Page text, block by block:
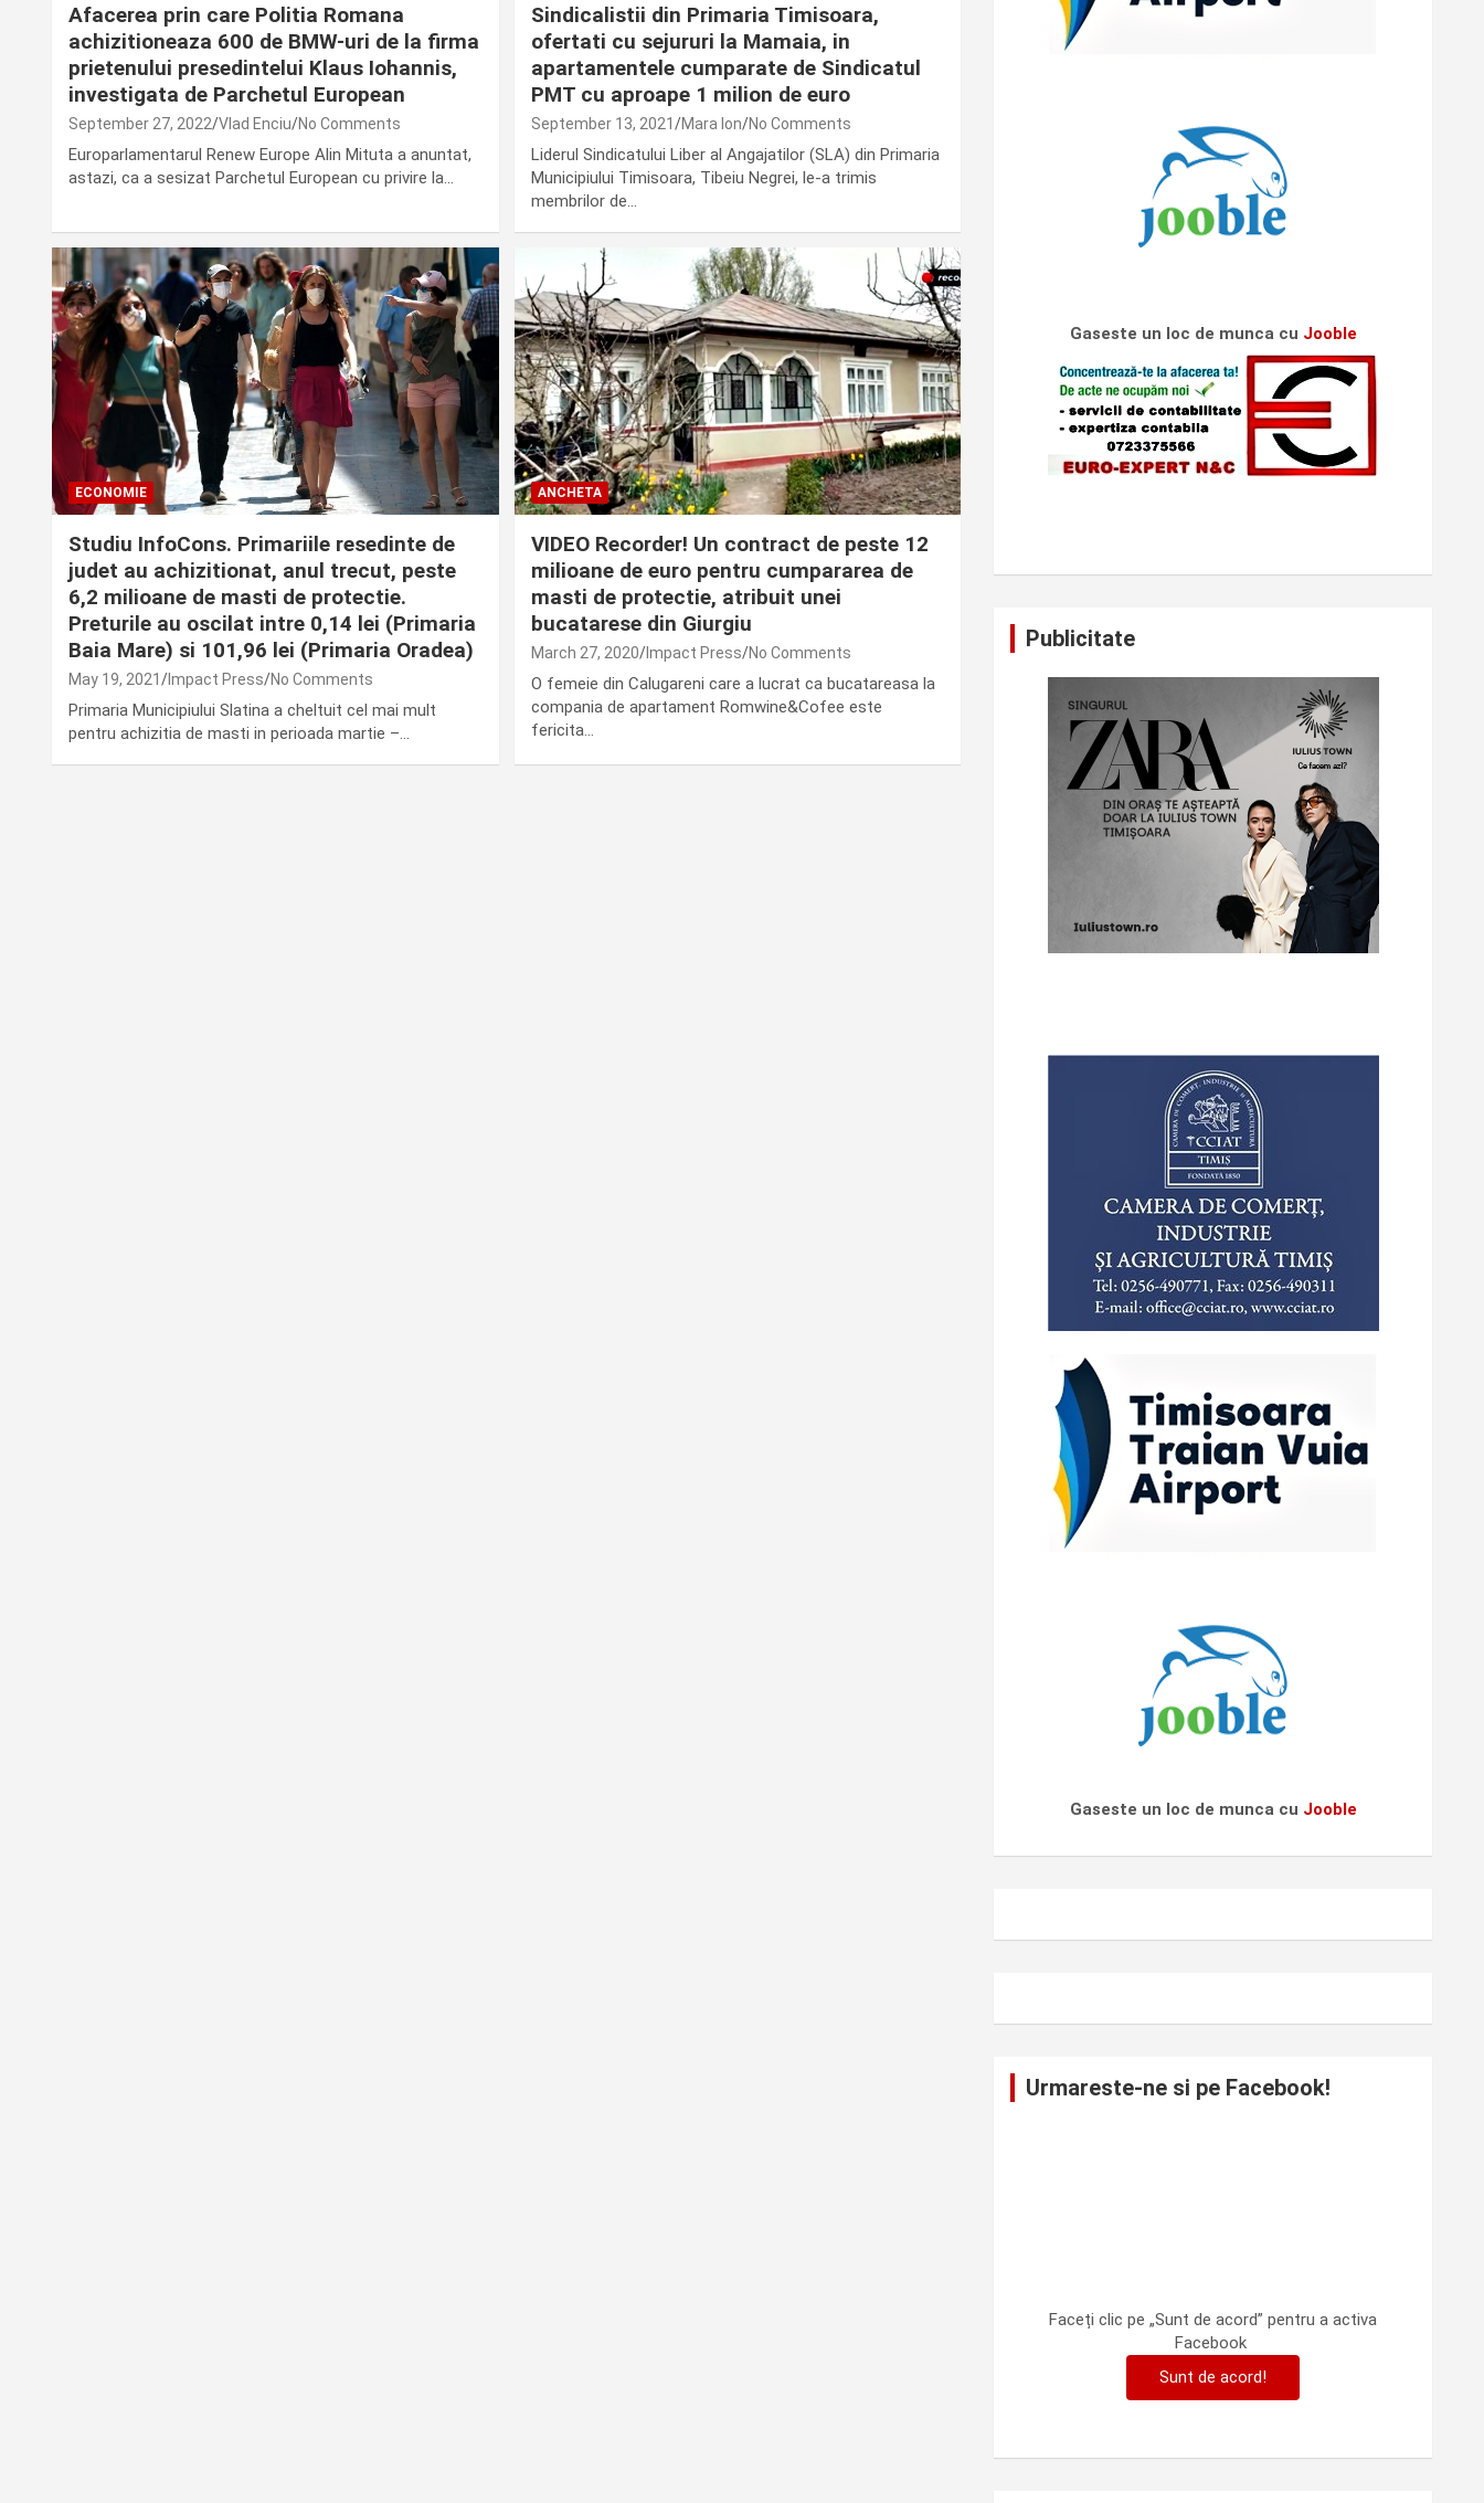
Afacerea prin care Politia Romana
achizitioneaza 600 de BMW-uri de la firma
prietenului presedintelui Klaus Iohannis,
investigata de Parchetul European
September 27, 2022 Vlad Enciu No Comments
Europarlamentarul Renew Europe Alin Mituta a anuntat,
astazi, ca a sesizat Parchetul European cu privire la…
Sindicalistii din Primaria Timisoara,
ofertati cu sejururi la Mamaia, in
apartamentele cumparate de Sindicatul
PMT cu aproape 1 milion de euro
September 13, 2021 Mara Ion No Comments
Liderul Sindicatului Liber al Angajatilor (SLA) din Primaria
Municipiului Timisoara, Tibeiu Negrei, le-a trimis
membrilor de…
ECONOMIE
Studiu InfoCons. Primariile resedinte de
judet au achizitionat, anul trecut, peste
6,2 milioane de masti de protectie.
Preturile au oscilat intre 0,14 lei (Primaria
Baia Mare) si 101,96 lei (Primaria Oradea)
May 19, 2021 Impact Press No Comments
Primaria Municipiului Slatina a cheltuit cel mai mult
pentru achizitia de masti in perioada martie –…
ANCHETA
VIDEO Recorder! Un contract de peste 12
milioane de euro pentru cumpararea de
masti de protectie, atribuit unei
bucatarese din Giurgiu
March 27, 2020 Impact Press No Comments
O femeie din Calugareni care a lucrat ca bucatareasa la
compania de apartament Romwine&Cofee este
fericita…
Gaseste un loc de munca cu Jooble
Publicitate
Gaseste un loc de munca cu Jooble
Urmareste-ne si pe Facebook!
Faceți clic pe „Sunt de acord” pentru a activa
Facebook
Sunt de acord!